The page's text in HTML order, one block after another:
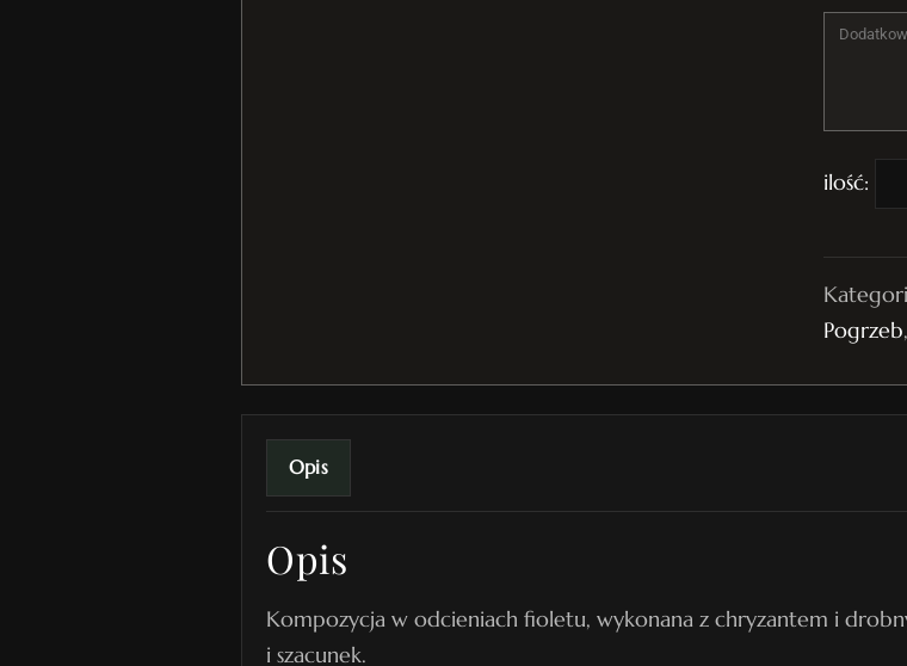
l
u
o
Pogrzeb,
Opis
Opis
Kompozycja w odcieniach fioletu, wykonana z chryzantem i
i szacunek.